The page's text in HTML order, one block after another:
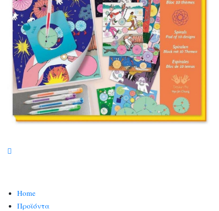
Home
Προϊόντα